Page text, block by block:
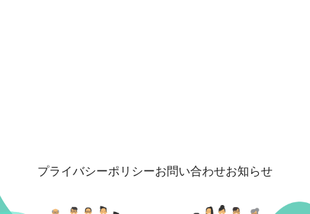
プライバシーポリシーお問い合わせお知らせ